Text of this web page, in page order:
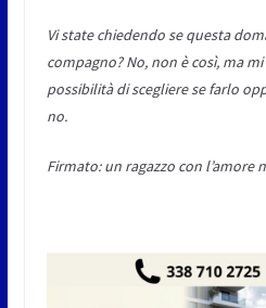
Vi state chiedendo se questa
compagno? No, non è così, ma
possibilità di scegliere se farlo
Firmato: un ragazzo con l’amore